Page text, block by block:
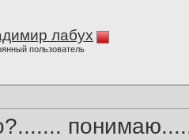
лабух
пользователь